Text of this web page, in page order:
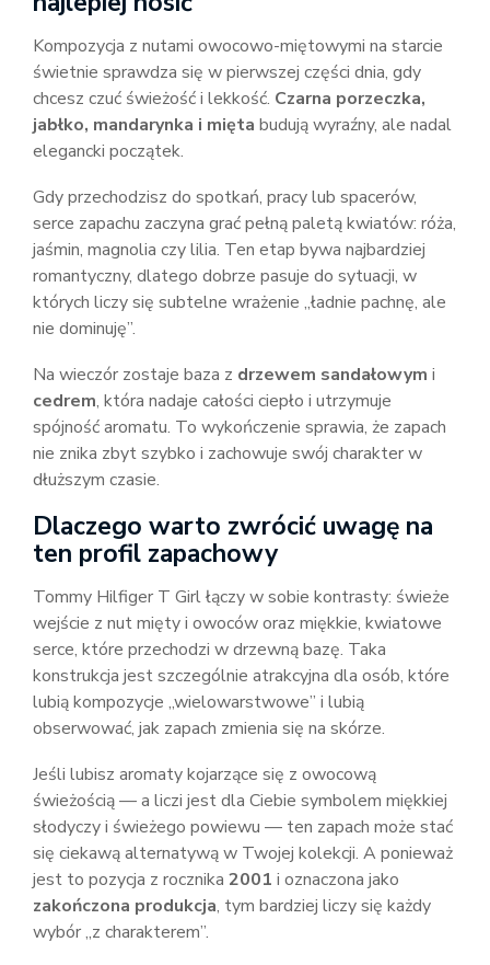
Kompozycja z nutami owocowo-miętowymi na starcie
świetnie sprawdza się w pierwszej części dnia, gdy
chcesz czuć świeżość i lekkość. Czarna porzeczka,
jabłko, mandarynka i mięta budują wyraźny, ale nadal
elegancki początek.
Gdy przechodzisz do spotkań, pracy lub spacerów,
serce zapachu zaczyna grać pełną paletą kwiatów: róża,
jaśmin, magnolia czy lilia. Ten etap bywa najbardziej
romantyczny, dlatego dobrze pasuje do sytuacji, w
których liczy się subtelne wrażenie „ładnie pachnę, ale
nie dominuję”.
Na wieczór zostaje baza z drzewem sandałowym i
cedrem, która nadaje całości ciepło i utrzymuje
spójność aromatu. To wykończenie sprawia, że zapach
nie znika zbyt szybko i zachowuje swój charakter w
dłuższym czasie.
Dlaczego warto zwrócić uwagę na
ten profil zapachowy
Tommy Hilfiger T Girl łączy w sobie kontrasty: świeże
wejście z nut mięty i owoców oraz miękkie, kwiatowe
serce, które przechodzi w drzewną bazę. Taka
konstrukcja jest szczególnie atrakcyjna dla osób, które
lubią kompozycje „wielowarstwowe” i lubią
obserwować, jak zapach zmienia się na skórze.
Jeśli lubisz aromaty kojarzące się z owocową
świeżością — a liczi jest dla Ciebie symbolem miękkiej
słodyczy i świeżego powiewu — ten zapach może stać
się ciekawą alternatywą w Twojej kolekcji. A ponieważ
jest to pozycja z rocznika 2001 i oznaczona jako
zakończona produkcja, tym bardziej liczy się każdy
wybór „z charakterem”.